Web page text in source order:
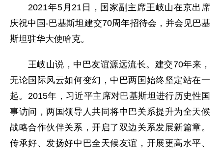
2021年5月21日，国家副主席王岐山在京出席
庆祝中国-巴基斯坦建交70周年招待会，并会见巴基
斯坦驻华大使哈克。
王岐山说，中巴友谊源远流长。建交70年来，
无论国际风云如何变幻，中巴两国始终坚定站在一
起。2015年，习近平主席对巴基斯坦进行历史性国
事访问，两国领导人共同将中巴关系提升为全天候
战略合作伙伴关系，开启了双边关系发展新篇章。
传承好、发扬好中巴全天候友谊，开展更高水平、